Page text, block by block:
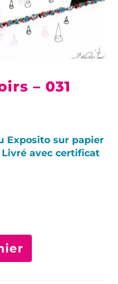
– 031
Exposito sur papier
Livré avec certificat